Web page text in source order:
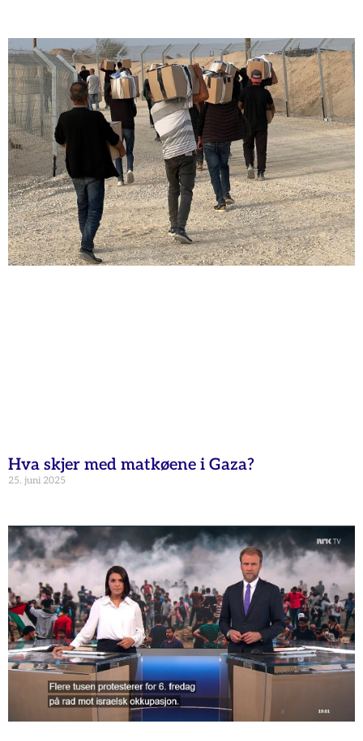
Hva skjer med matkøene i Gaza?
25. juni 2025